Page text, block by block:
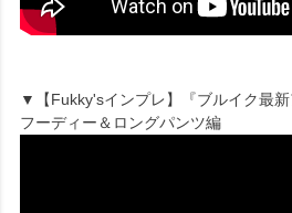
▼【Fukky'sインプレ】『ブルイク最
フーディー＆ロングパンツ編